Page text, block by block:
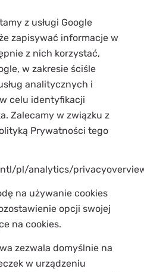
z usługi Google
zapisywać informacje w
z nich korzystać,
w zakresie ściśle
analitycznych i
celu identyfikacji
Zalecamy w związku z
Prywatności tego
pl/analytics/
na używanie cookies
opcji swojej
na cookies.
zezwala domyślnie na
w urządzeniu